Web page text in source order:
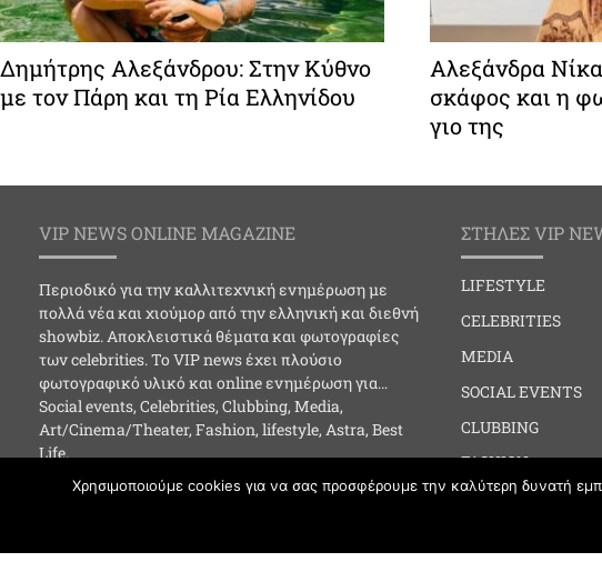
Δημήτρης Αλεξάνδρου: Στην Κύθνο
με τον Πάρη και τη Ρία Ελληνίδου
Αλεξάνδρα
σκάφος και η
γιο της
VIP NEWS ONLINE MAGAZINE
Περιοδικό για την καλλιτεχνική ενημέρωση με
πολλά νέα και χιούμορ από την ελληνική και διεθνή
showbiz. Αποκλειστικά θέματα και φωτογραφίες
των celebrities. Το VIP news έχει πλούσιο
φωτογραφικό υλικό και online ενημέρωση για…
Social events, Celebrities, Clubbing, Media,
Art/Cinema/Theater, Fashion, lifestyle, Astra, Best
Life.
ΣΤΗΛΕΣ VIP
LIFESTYLE
CELEBRITIES
MEDIA
SOCIAL EVENTS
CLUBBING
FASHION
Χρησιμοποιούμε cookies για να σας προσφέρουμε την καλύτερη δυνατή